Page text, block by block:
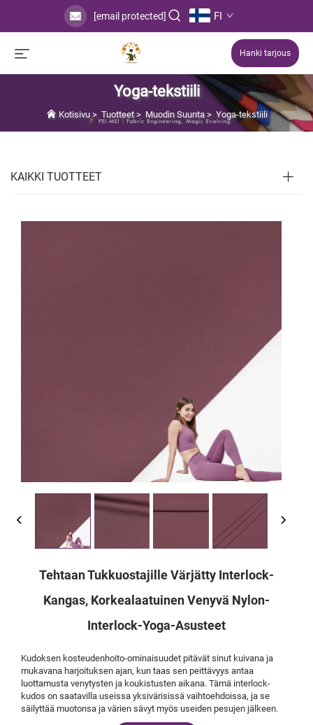
[email protected] FI
Hanki tarjous
Yoga-tekstiili
Kotisivu> Tuotteet> Muodin Suunta> Yoga-tekstiili
KAIKKI TUOTTEET
Tehtaan Tukkuostajille Värjätty Interlock-
Kangas, Korkealaatuinen Venyvä Nylon-
Interlock-Yoga-Asusteet
Kudoksen kosteudenhoito-ominaisuudet pitävät sinut kuivana ja
mukavana harjoituksen ajan, kun taas sen peittävyys antaa
luottamusta venytysten ja koukistusten aikana. Tämä interlock-
kudos on saatavilla useissa yksivärisissä vaihtoehdoissa, ja se
säilyttää muotonsa ja värien sävyt myös useiden pesujen jälkeen.